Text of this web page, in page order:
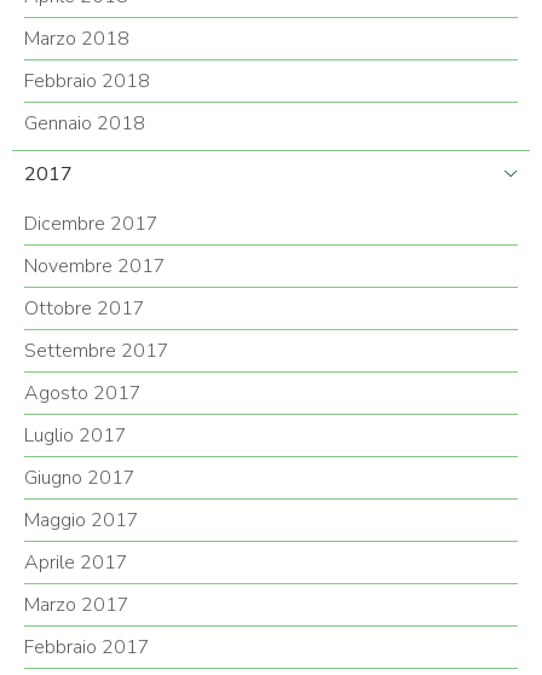
Marzo 2018
Febbraio 2018
Gennaio 2018
2017
Dicembre 2017
Novembre 2017
Ottobre 2017
Settembre 2017
Agosto 2017
Luglio 2017
Giugno 2017
Maggio 2017
Aprile 2017
Marzo 2017
Febbraio 2017